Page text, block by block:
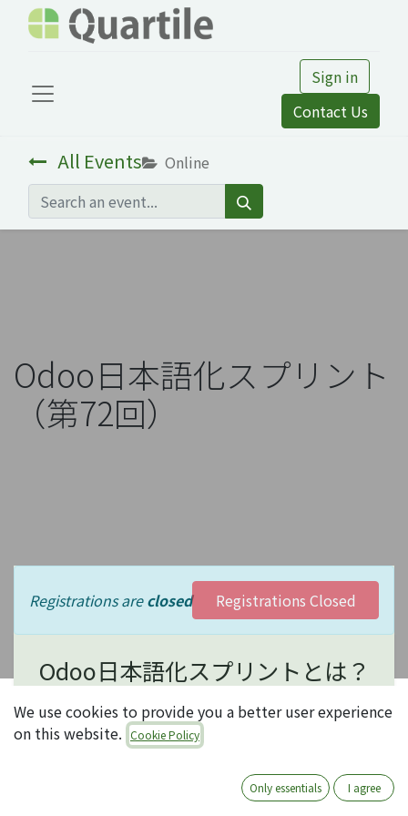
Sign in
Contact Us
All Events Online
Odoo日本語化スプリント
（第72回）
Registrations areclosed Registrations Closed
Odoo日本語化スプリントとは？
オープンソースERP Odooの日本語化は、現状コミュ
ニティ有志の活動に依存しています。コミュニティ活
は、日本のほとんどのOdooユーザがメリットを享受
できる、大変有意義な活動で、誰でも参加可能です。
We use cookies to provide you a better user experience
on this website. Cookie Policy
Only essentials I agree